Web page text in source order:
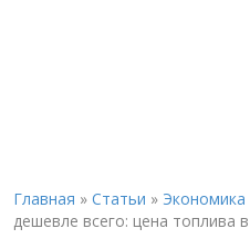
Главная » Статьи » Экономика
дешевле всего: цена топлива